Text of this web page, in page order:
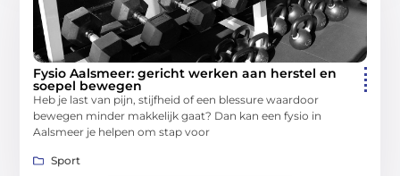
Fysio Aalsmeer: gericht werken aan herstel en
soepel bewegen
Heb je last van pijn, stijfheid of een blessure waardoor
bewegen minder makkelijk gaat? Dan kan een fysio in
Aalsmeer je helpen om stap voor
Sport